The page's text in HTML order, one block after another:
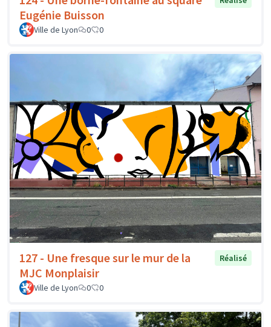
Eugénie Buisson
Ville de Lyon 0 0
127 - Une fresque sur le mur de la
MJC Monplaisir
Réalisé
Ville de Lyon 0 0